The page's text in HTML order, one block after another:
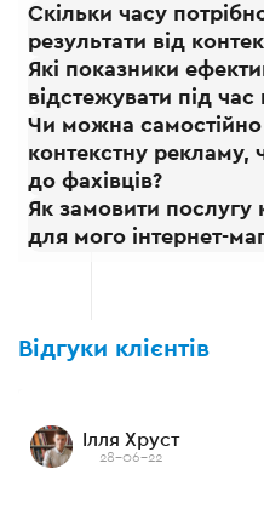
Скільки часу
результати від
Які показники
відстежувати під
Чи можна
контекстну рекламу,
до фахівців?
Як замовити послугу
для мого інтернет-
Відгуки клієнтів
Ілля Хруст
28-06-22